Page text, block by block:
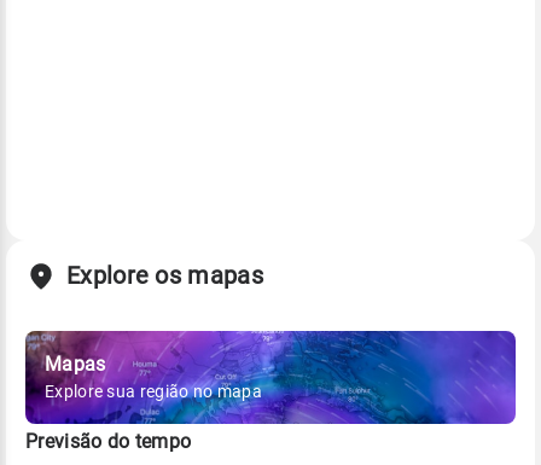
Explore os mapas
Mapas
Explore sua região no mapa
Previsão do tempo